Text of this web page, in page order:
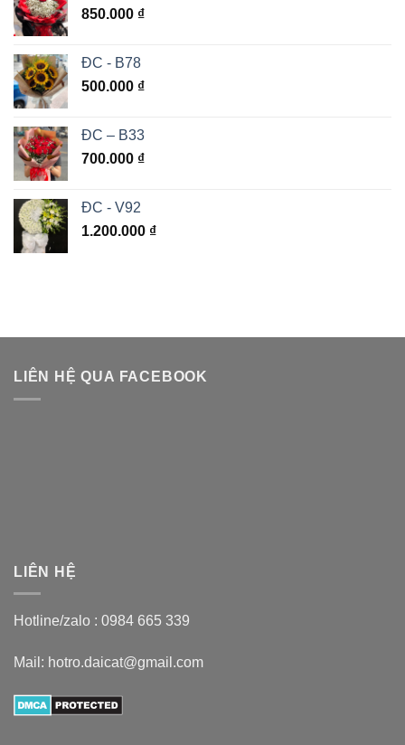
850.000 ₫
ĐC - B78
500.000 ₫
ĐC – B33
700.000 ₫
ĐC - V92
1.200.000 ₫
LIÊN HỆ QUA FACEBOOK
LIÊN HỆ
Hotline/zalo : 0984 665 339
Mail: hotro.daicat@gmail.com